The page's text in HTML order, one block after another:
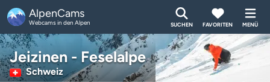
AlpenCams
Webcams in den Alpen SUCHEN FAVORITEN MENÜ
Jeizinen - Feselalpe
Schweiz